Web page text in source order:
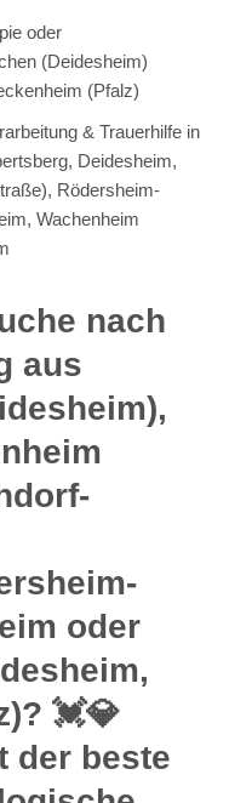
oder
(Deidesheim)
(Pfalz)
& Trauerhilfe in
Deidesheim,
Rödersheim-
Wachenheim
nach
aus
oder
💓️💎
der beste